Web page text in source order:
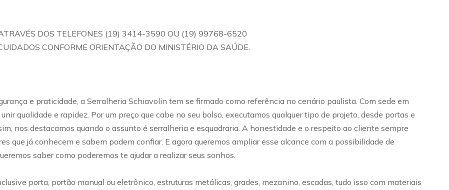
DOS TELEFONES (19) 3414-3590 OU (19) 99768-6520
CONFORME ORIENTAÇÃO DO MINISTÉRIO DA SAÚDE.
e praticidade, a Serralheria Schiavolin tem se firmado como referência no cenário paulista. Com sede em
qualidade e rapidez. Por um preço que cabe no seu bolso, executamos qualquer tipo de projeto, desde portas e
nos destacamos quando o assunto é serralheria e esquadraria. A honestidade e o respeito ao cliente sempre
que já conhecem e sabem podem confiar. E agora queremos ampliar esse alcance com a possibilidade de
saber como poderemos te ajudar a realizar seus sonhos.
porta, portão manual ou eletrônico, estruturas metálicas, grades, mezanino, escadas, tudo isso com materiais